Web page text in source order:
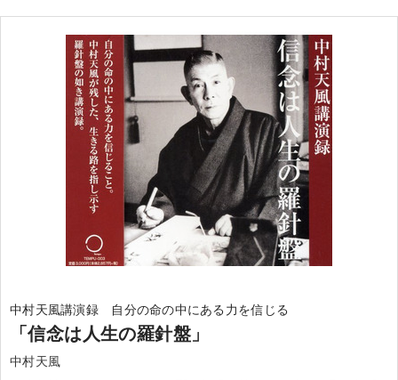
中村天風講演録 自分の命の中にある力を信じる
「信念は人生の羅針盤」
中村天風